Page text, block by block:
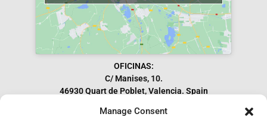
Manage Consent
OFICINAS:
C/ Manises, 10.
46930 Quart de Poblet, Valencia. Spain